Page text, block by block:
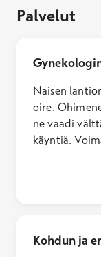
Palvelut
Naisen
oire.
ne vaadi
käyntiä.
Kohdun ja